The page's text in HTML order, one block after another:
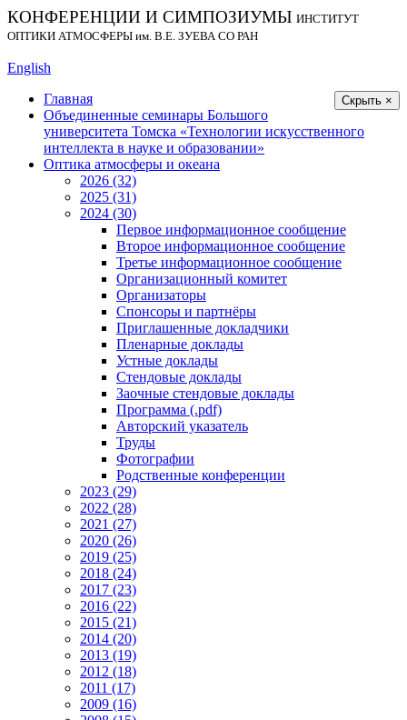
КОНФЕРЕНЦИИ И СИМПОЗИУМЫ ИНСТИТУТ
ОПТИКИ АТМОСФЕРЫ им. В.Е. ЗУЕВА СО РАН
English
Скрыть ×
Главная
Объединенные семинары Большого
университета Томска «Технологии искусственного
интеллекта в науке и образовании»
Оптика атмосферы и океана
2026 (32)
2025 (31)
2024 (30)
Первое информационное сообщение
Второе информационное сообщение
Третье информационное сообщение
Организационный комитет
Организаторы
Спонсоры и партнёры
Приглашенные докладчики
Пленарные доклады
Устные доклады
Стендовые доклады
Заочные стендовые доклады
Программа (.pdf)
Авторский указатель
Труды
Фотографии
Родственные конференции
2023 (29)
2022 (28)
2021 (27)
2020 (26)
2019 (25)
2018 (24)
2017 (23)
2016 (22)
2015 (21)
2014 (20)
2013 (19)
2012 (18)
2011 (17)
2009 (16)